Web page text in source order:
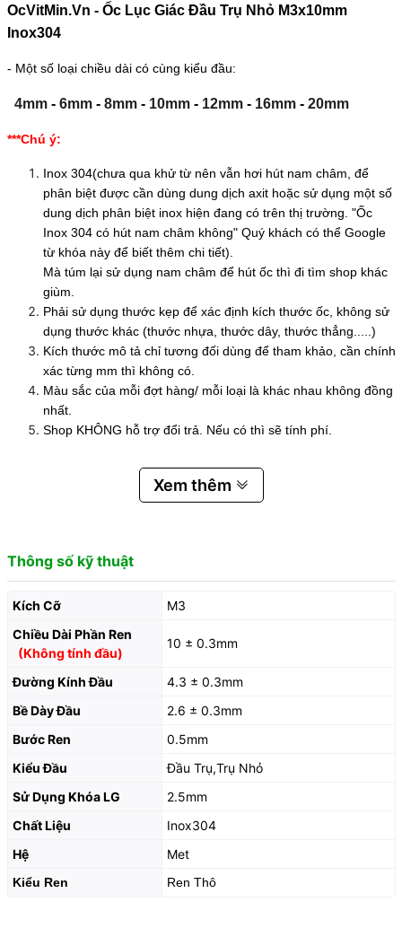
OcVitMin.Vn - Ốc Lục Giác Đầu Trụ Nhỏ M3x10mm
Inox304
- Một số loại chiều dài có cùng kiểu đầu:
4mm- 6mm- 8mm- 10mm- 12mm- 16mm- 20mm
***Chú ý:
Inox 304(chưa qua khử từ nên vẫn hơi hút nam châm, để
phân biệt được cần dùng dung dịch axit hoặc sử dụng một số
dung dịch phân biệt inox hiện đang có trên thị trường. "Ốc
Inox 304 có hút nam châm không" Quý khách có thể Google
từ khóa này để biết thêm chi tiết).
Mà túm lại sử dụng nam châm để hút ốc thì đi tìm shop khác
giùm.
Phải sử dụng thước kẹp để xác định kích thước ốc, không sử
dụng thước khác (thước nhựa, thước dây, thước thẳng.....)
Kích thước mô tả chỉ tương đối dùng để tham khảo, cần chính
xác từng mm thì không có.
Màu sắc của mỗi đợt hàng/ mỗi loại là khác nhau không đồng
nhất.
Shop KHÔNG hỗ trợ đổi trả. Nếu có thì sẽ tính phí.
Xem thêm
Thông số kỹ thuật
Kích Cỡ
M3
Chiều Dài Phần Ren
(Không tính đầu)
10 ± 0.3mm
Đường Kính Đầu
4.3 ± 0.3mm
Bề Dày Đầu
2.6 ± 0.3mm
Bước Ren
0.5mm
Kiểu Đầu
Đầu Trụ,Trụ Nhỏ
Sử Dụng Khóa LG
2.5mm
Chất Liệu
Inox304
Hệ
Met
Kiểu Ren Ren Thô